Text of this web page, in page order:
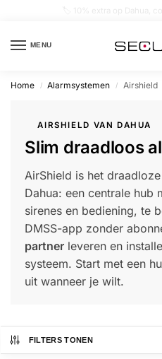
MENU
Alarm
Home / Alarmsystemen / Airshield
AIRSHIELD VAN DAHUA
Slim draadloos
AirShield is het
Dahua: een centrale hub
sirenes en bediening, te
DMSS-app zonder
partner leveren en
systeem. Start met een
uit wanneer je wilt.
FILTERS TONEN